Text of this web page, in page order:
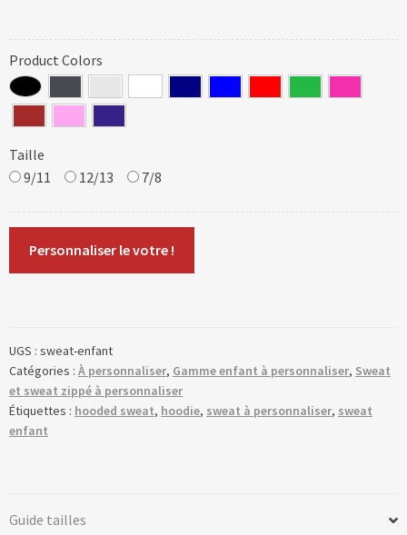
Product Colors
Taille
9/11
12/13 7/8
Personnaliser le votre !
UGS : sweat-enfant
Catégories : À personnaliser, Gamme enfant à personnaliser, Sweat
et sweat zippé à personnaliser
Étiquettes : hooded sweat, hoodie, sweat à personnaliser, sweat
enfant
Guide tailles